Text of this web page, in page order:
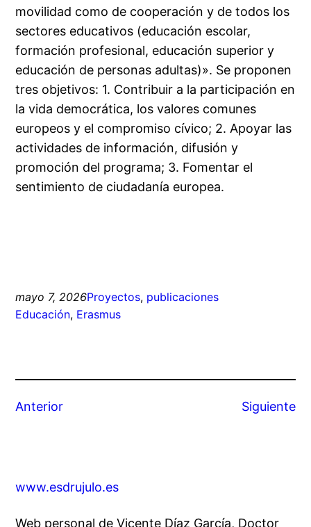
movilidad como de cooperación y de todos los
sectores educativos (educación escolar,
formación profesional, educación superior y
educación de personas adultas)». Se proponen
tres objetivos: 1. Contribuir a la participación en
la vida democrática, los valores comunes
europeos y el compromiso cívico; 2. Apoyar las
actividades de información, difusión y
promoción del programa; 3. Fomentar el
sentimiento de ciudadanía europea.
mayo 7, 2026Proyectos, publicaciones
Educación, Erasmus
Anterior Siguiente
www.esdrujulo.es
Web personal de Vicente Díaz García, Doctor